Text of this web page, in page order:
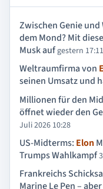
Zwischen Genie
dem Mond? Mit
Musk aufgestern 17:11
Weltraumfirma von
seinen Umsatz und
Millionen für den
öffnet wieder den
Juli 2026 10:28
US-Midterms: Elon
Trumps Wahlkampf
Frankreichs
Marine Le Pen –